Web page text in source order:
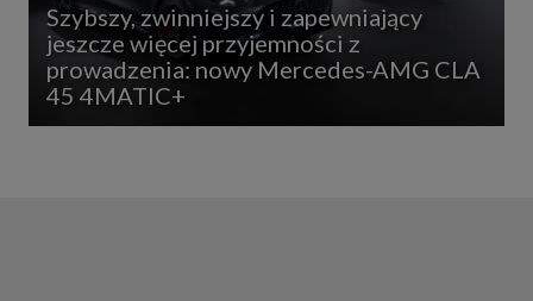
Szybszy, zwinniejszy i zapewniający
jeszcze więcej przyjemności z
prowadzenia: nowy Mercedes-AMG CLA
45 4MATIC+